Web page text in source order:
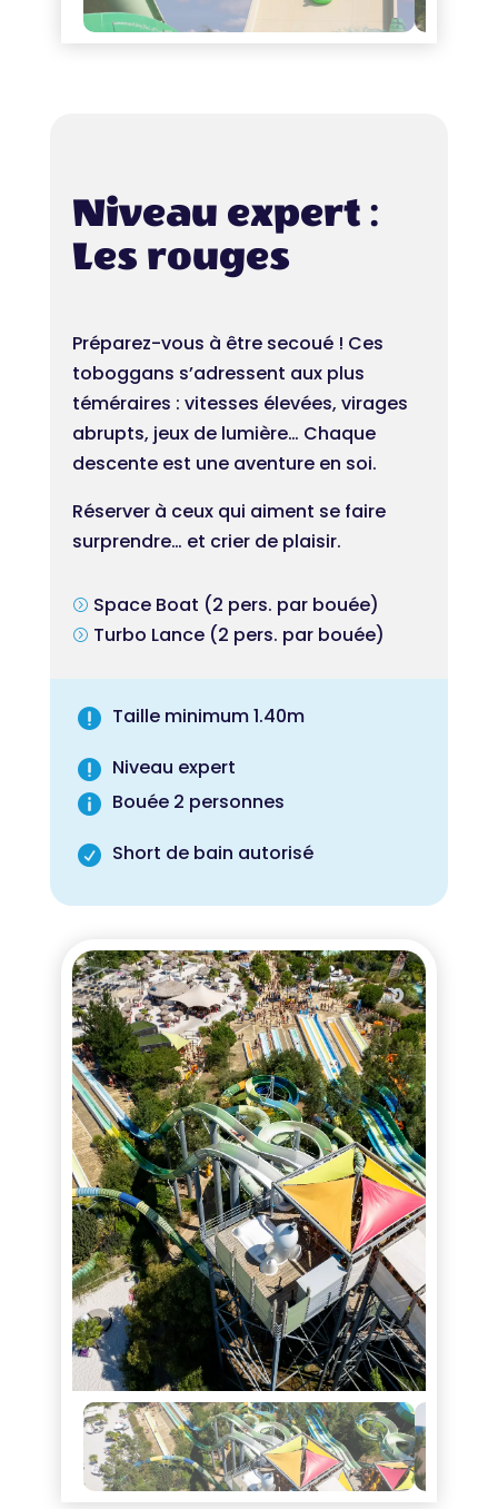
Niveau expert :
Les rouges
Préparez-vous à être secoué ! Ces
toboggans s’adressent aux plus
téméraires : vitesses élevées, virages
abrupts, jeux de lumière… Chaque
descente est une aventure en soi.
Réserver à ceux qui aiment se faire
surprendre… et crier de plaisir.
= Space Boat (2 pers. par bouée)
= Turbo Lance (2 pers. par bouée)
 Taille minimum 1.40m
 Niveau expert
 Bouée 2 personnes
 Short de bain autorisé